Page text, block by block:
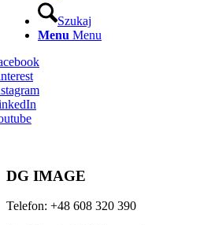
Szukaj
Menu Menu
DG IMAGE
Telefon: +48 608 320 390